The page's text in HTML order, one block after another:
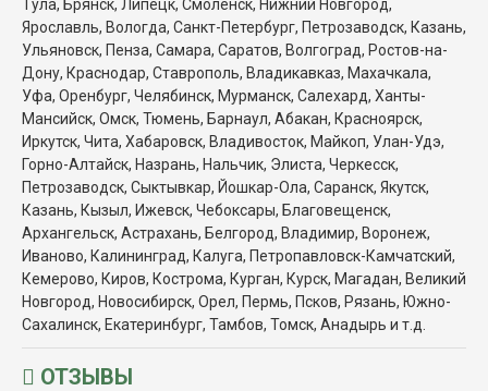
Тула, Брянск, Липецк, Смоленск, Нижний Новгород,
Ярославль, Вологда, Санкт-Петербург, Петрозаводск, Казань,
Ульяновск, Пенза, Самара, Саратов, Волгоград, Ростов-на-
Дону, Краснодар, Ставрополь, Владикавказ, Махачкала,
Уфа, Оренбург, Челябинск, Мурманск, Салехард, Ханты-
Мансийск, Омск, Тюмень, Барнаул, Абакан, Красноярск,
Иркутск, Чита, Хабаровск, Владивосток, Майкоп, Улан-Удэ,
Горно-Алтайск, Назрань, Нальчик, Элиста, Черкесск,
Петрозаводск, Сыктывкар, Йошкар-Ола, Саранск, Якутск,
Казань, Кызыл, Ижевск, Чебоксары, Благовещенск,
Архангельск, Астрахань, Белгород, Владимир, Воронеж,
Иваново, Калининград, Калуга, Петропавловск-Камчатский,
Кемерово, Киров, Кострома, Курган, Курск, Магадан, Великий
Новгород, Новосибирск, Орел, Пермь, Псков, Рязань, Южно-
Сахалинск, Екатеринбург, Тамбов, Томск, Анадырь и т.д.
ОТЗЫВЫ